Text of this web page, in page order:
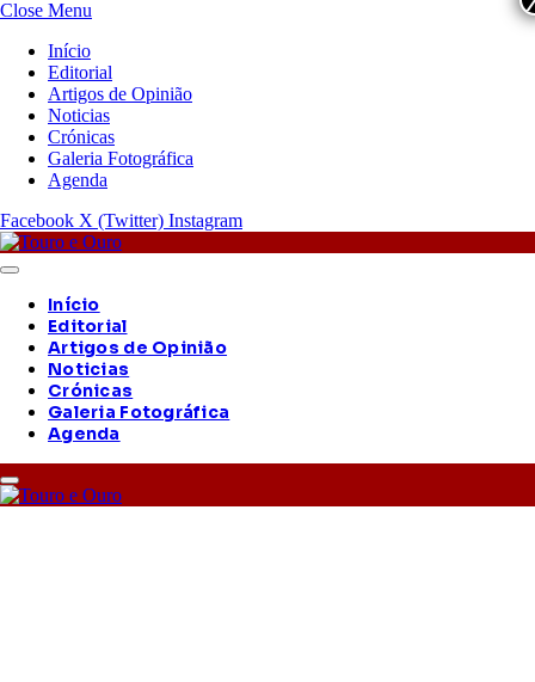
Close Menu
Início
Editorial
Artigos de Opinião
Noticias
Crónicas
Galeria Fotográfica
Agenda
Facebook X (Twitter) Instagram
Início
Editorial
Artigos de Opinião
Noticias
Crónicas
Galeria Fotográfica
Agenda